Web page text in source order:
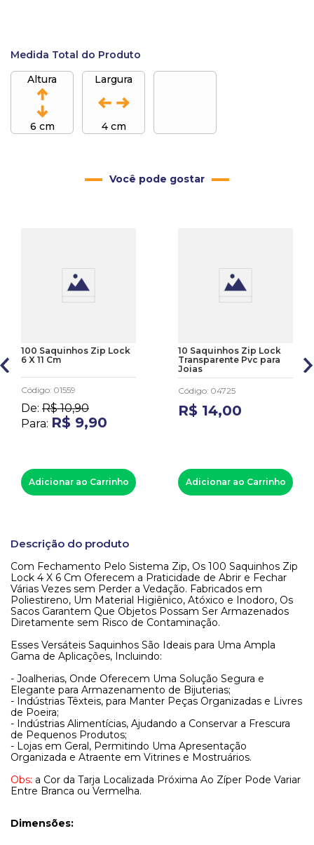
Medida Total do Produto
Altura
6 cm
Largura
4 cm
Você pode gostar
100 Saquinhos Zip Lock
6 X 11 Cm
Código: 01559
De: R$ 10,90
Para: R$ 9,90
Adicionar ao Carrinho
10 Saquinhos Zip Lock
Transparente Pvc para
Joias
Código: 04725
R$ 14,00
Adicionar ao Carrinho
Descrição do produto
Com Fechamento Pelo Sistema Zip, Os 100 Saquinhos Zip
Lock 4 X 6 Cm Oferecem a Praticidade de Abrir e Fechar
Várias Vezes sem Perder a Vedação. Fabricados em
Poliestireno, Um Material Higiênico, Atóxico e Inodoro, Os
Sacos Garantem Que Objetos Possam Ser Armazenados
Diretamente sem Risco de Contaminação.
Esses Versáteis Saquinhos São Ideais para Uma Ampla
Gama de Aplicações, Incluindo:
- Joalherias, Onde Oferecem Uma Solução Segura e
Elegante para Armazenamento de Bijuterias;
- Indústrias Têxteis, para Manter Peças Organizadas e Livres
de Poeira;
- Indústrias Alimentícias, Ajudando a Conservar a Frescura
de Pequenos Produtos;
- Lojas em Geral, Permitindo Uma Apresentação
Organizada e Atraente em Vitrines e Mostruários.
Obs: a Cor da Tarja Localizada Próxima Ao Zíper Pode Variar
Entre Branca ou Vermelha.
Dimensões: